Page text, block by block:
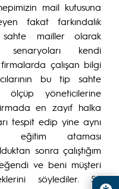
mail kutusuna
fakat farkındalık
mailler olarak
kendi
çalışan bilgi
bu tip sahte
ölçüp yöneticilerine
en zayıf halka
tespit edip yine aynı
eğitim ataması
sonra çalıştığım
ve beni müşteri
söylediler. Şu